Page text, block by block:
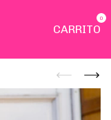
CARRITO
0